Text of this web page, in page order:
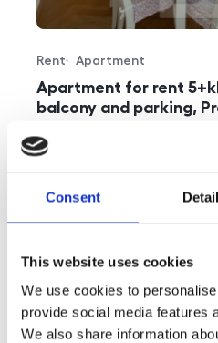
Consent
This website uses cookies
We use cookies to
provide social media features
We also share information
Apartment for rent
balcony and parking,
Offer type
Rent
Property type
Apartment
rozměry
disposition
5+kk